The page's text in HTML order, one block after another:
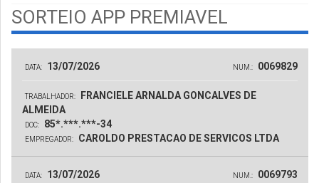
SORTEIO APP PREMIAVEL
DATA: 13/07/2026 NUM.: 0069829
TRABALHADOR:
FRANCIELE ARNALDA GONCALVES DE
ALMEIDA
DOC: 85*.***.***-34
EMPREGADOR: CAROLDO PRESTACAO DE SERVICOS LTDA
DATA: 13/07/2026 NUM.: 0069793